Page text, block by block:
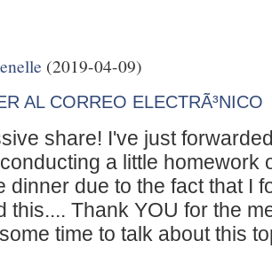
(2019-04-09)
AL CORREO ELECTRÃ³NICO
share! I've just
a little homework
dinner due to the fact that I
this.... Thank YOU for the
time to talk about this